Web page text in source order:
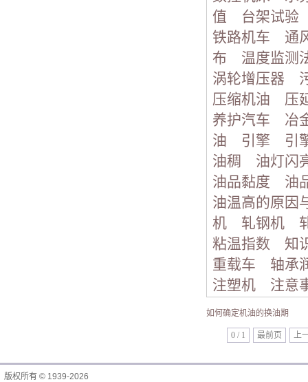
值
台架试验
铁路机车
通
布
温度监测
涡轮增压器
压缩机油
压
养护汽车
冶
油
引擎
引
油稠
油灯闪
油品黏度
油
油温高的原因
机
轧钢机
粘温指数
知
重载车
轴承
注塑机
注意
如何确定机油的换油期
0 / 1 最前页 上
版权所有 © 1939-2026